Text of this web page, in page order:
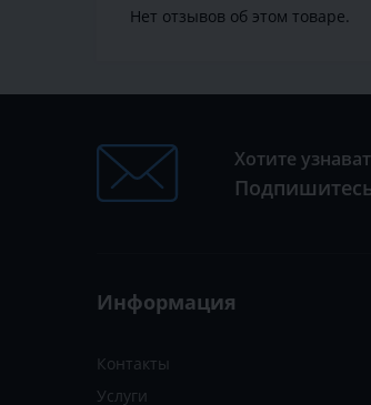
Нет отзывов об этом товаре.
Хотите
Информация
Контакты
Услуги